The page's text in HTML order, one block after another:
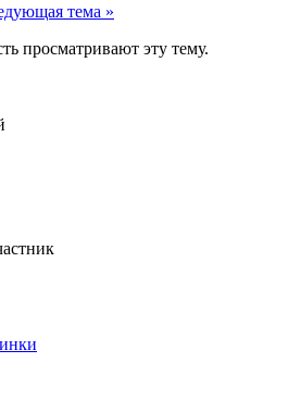
тема »
просматривают эту тему.